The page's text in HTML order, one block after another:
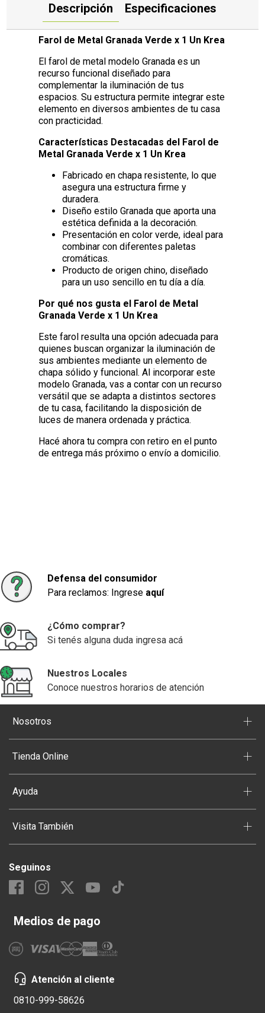
Descripción Especificaciones
Farol de Metal Granada Verde x 1 Un Krea
El farol de metal modelo Granada es un
recurso funcional diseñado para
complementar la iluminación de tus
espacios. Su estructura permite integrar este
elemento en diversos ambientes de tu casa
con practicidad.
Características Destacadas del Farol de
Metal Granada Verde x 1 Un Krea
Fabricado en chapa resistente, lo que
asegura una estructura firme y
duradera.
Diseño estilo Granada que aporta una
estética definida a la decoración.
Presentación en color verde, ideal para
combinar con diferentes paletas
cromáticas.
Producto de origen chino, diseñado
para un uso sencillo en tu día a día.
Por qué nos gusta el Farol de Metal
Granada Verde x 1 Un Krea
Este farol resulta una opción adecuada para
quienes buscan organizar la iluminación de
sus ambientes mediante un elemento de
chapa sólido y funcional. Al incorporar este
modelo Granada, vas a contar con un recurso
versátil que se adapta a distintos sectores
de tu casa, facilitando la disposición de
luces de manera ordenada y práctica.
Hacé ahora tu compra con retiro en el punto
de entrega más próximo o envío a domicilio.
Defensa del consumidor
Para reclamos: Ingrese aquí
¿Cómo comprar?
Si tenés alguna duda ingresa acá
Nuestros Locales
Conoce nuestros horarios de atención
Nosotros +
Tienda Online +
Ayuda +
Visita También +
Seguinos
Medios de pago
Atención al cliente
0810-999-58626